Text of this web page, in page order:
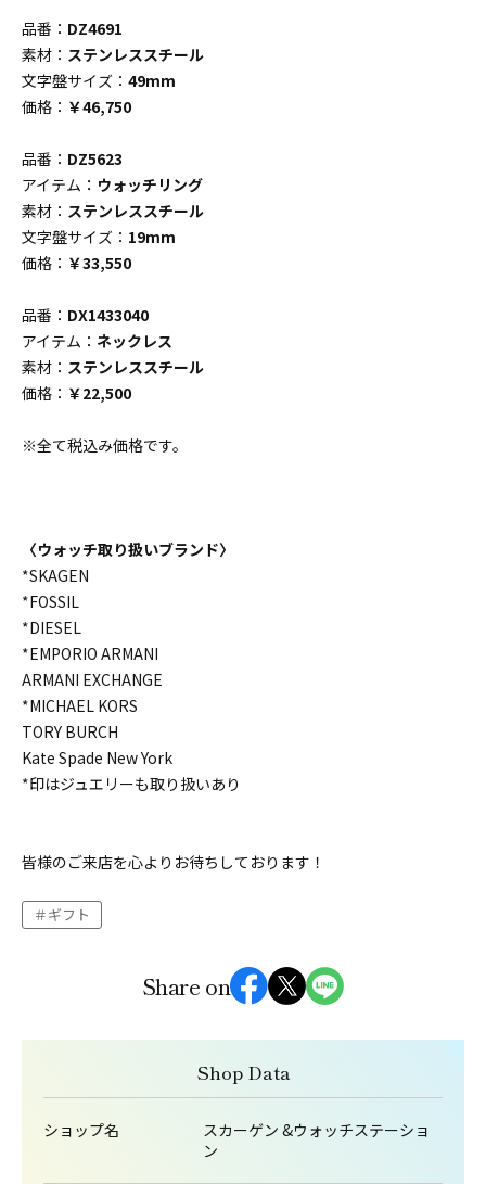
品番： DZ4691
素材： ステンレススチール
文字盤サイズ： 49mm
価格： ￥46,750
品番： DZ5623
アイテム： ウォッチリング
素材： ステンレススチール
文字盤サイズ： 19mm
価格： ￥33,550
品番： DX1433040
アイテム： ネックレス
素材： ステンレススチール
価格： ￥22,500
※全て税込み価格です。
〈ウォッチ取り扱いブランド〉
*SKAGEN
*FOSSIL
*DIESEL
*EMPORIO ARMANI
ARMANI EXCHANGE
*MICHAEL KORS
TORY BURCH
Kate Spade New York
*印はジュエリーも取り扱いあり
皆様のご来店を心よりお待ちしております！
ギフト
Share on
Shop Data
ショップ名
スカーゲン &ウォッチステーショ
ン